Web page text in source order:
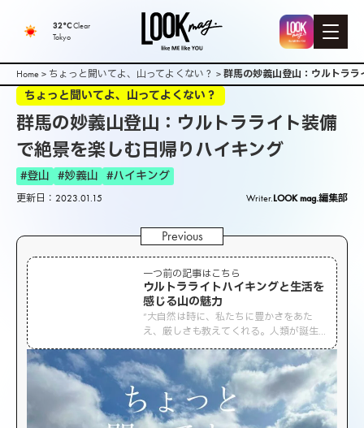
32°CClear
Tokyo
Home > ちょっと聞いてよ、山ってよくない？ > 群馬の妙義山登山：ウルトラ
ちょっと聞いてよ、山ってよくない？
群馬の妙義山登山：ウルトラライト装備
で絶景を楽しむ日帰りハイキング
#登山 #妙義山 #ハイキング
更新日：2023.01.15 Writer.LOOK mag.編集部
一つ前の記事はこちら
ウルトラライトハイキングと生活を
感じる山の魅力
”大自然は時に、私たちに豊かさをあた
え、厳しさも教えてくれる。人類が誕生
し今でも常にそばに居続けてくれてい
る。大自然は様々な顔色も魅せてくれ
る。私たちの心に訴え、解決してくれ
る。とてつもない大きな魅力を私たちも
少なからず分けてもらいにそこへ出向く
べきだと思う”